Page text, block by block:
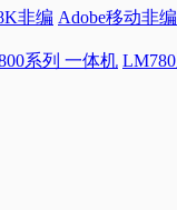
非编 Adobe移动非编
系列 一体机